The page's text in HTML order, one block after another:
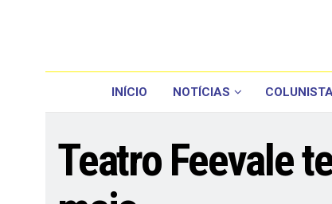
INÍCIO NOTÍCIAS
Teatro Feevale